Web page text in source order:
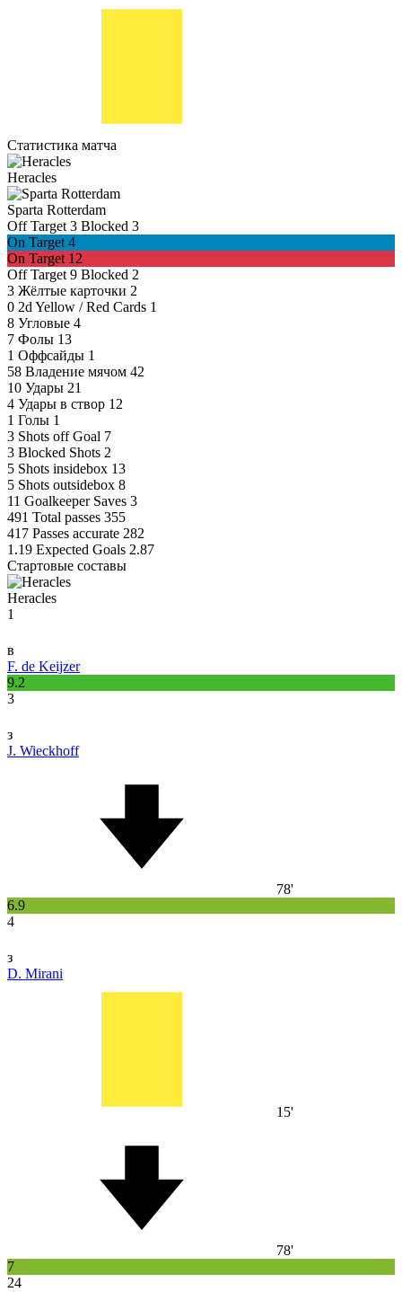
Статистика матча
Heracles
Sparta Rotterdam
Off Target 3 Blocked 3
On Target 4
On Target 12
Off Target 9 Blocked 2
3 Жёлтые карточки 2
0 2d Yellow / Red Cards 1
8 Угловые 4
7 Фолы 13
1 Оффсайды 1
58 Владение мячом 42
10 Удары 21
4 Удары в створ 12
1 Голы 1
3 Shots off Goal 7
3 Blocked Shots 2
5 Shots insidebox 13
5 Shots outsidebox 8
11 Goalkeeper Saves 3
491 Total passes 355
417 Passes accurate 282
1.19 Expected Goals 2.87
Стартовые составы
Heracles
1
в
F. de Keijzer
9.2
3
з
J. Wieckhoff
78'
6.9
4
з
D. Mirani
15'
78'
7
24